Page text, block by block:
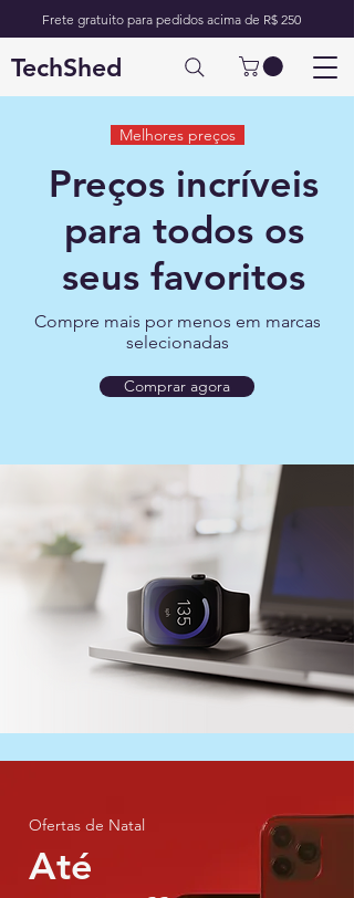
Frete gratuito para pedidos acima de R$ 250
TechShed
Melhores preços
Preços incríveis
para todos os
seus favoritos
Compre mais por menos em marcas
selecionadas
Comprar agora
Ofertas de Natal
Até